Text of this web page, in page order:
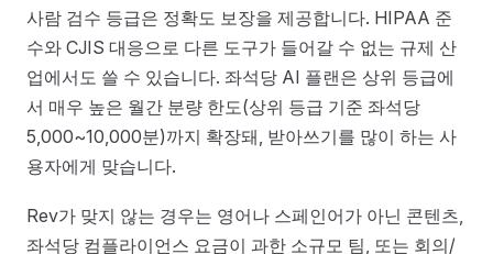
사람 검수 등급은 정확도 보장을 제공합니다. HIPAA 준
수와 CJIS 대응으로 다른 도구가 들어갈 수 없는 규제 산
업에서도 쓸 수 있습니다. 좌석당 AI 플랜은 상위 등급에
서 매우 높은 월간 분량 한도(상위 등급 기준 좌석당
5,000~10,000분)까지 확장돼, 받아쓰기를 많이 하는 사
용자에게 맞습니다.
Rev가 맞지 않는 경우는 영어나 스페인어가 아닌 콘텐츠,
좌석당 컴플라이언스 요금이 과한 소규모 팀, 또는 회의/